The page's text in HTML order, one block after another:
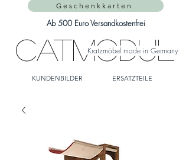
CatModul
Kratzmöbel made in Germany
KUNDENBILDER ERSATZTEILE
Ab 500 Euro Versandkostenfrei
Geschenkkarten